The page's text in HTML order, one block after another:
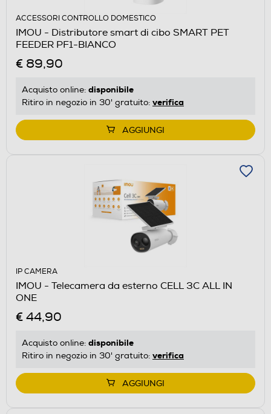
ACCESSORI CONTROLLO DOMESTICO
IMOU - Distributore smart di cibo SMART PET
FEEDER PF1-BIANCO
€ 89,90
Acquisto online: disponibile
Ritiro in negozio in 30' gratuito: verifica
AGGIUNGI
IP CAMERA
IMOU - Telecamera da esterno CELL 3C ALL IN
ONE
€ 44,90
Acquisto online: disponibile
Ritiro in negozio in 30' gratuito: verifica
AGGIUNGI